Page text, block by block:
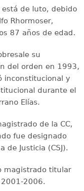
está de luto, debido
Rhormoser,
87 años de edad.
su
del orden en 1993,
inconstitucional y
durante el
Elías.
de la CC,
fue designado
de Justicia (CSJ).
magistrado titular
2006.